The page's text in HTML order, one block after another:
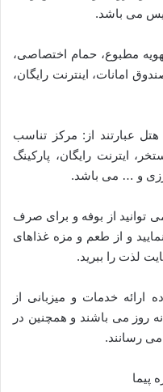
می باشد.
مطبوع، حمام اختصاصی،
امانات، اینترنت رایگان،
عبارتند از: مرکز تناسب
ایترنت رایگان، پارکینگ
و … می باشد.
توانید از بوفه و برای صرف
و از طعم و مزه غذاهای
لذت را ببرید.
ارائه خدمات و میزبانی از
روز می باشند و همچنین در
می رسانند.